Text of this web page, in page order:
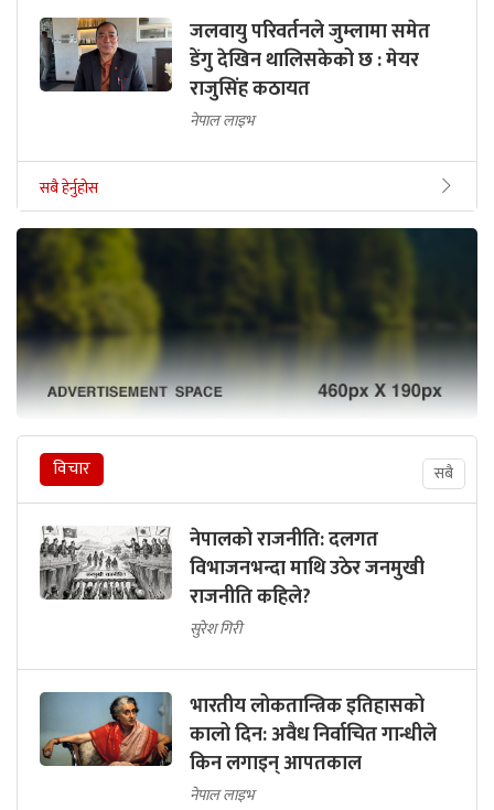
जलवायु परिवर्तनले जुम्लामा समेत
डेंगु देखिन थालिसकेको छ : मेयर
राजुसिंह कठायत
नेपाल लाइभ
सबै हेर्नुहोस
विचार सबै
नेपालको राजनीति: दलगत
विभाजनभन्दा माथि उठेर जनमुखी
राजनीति कहिले?
सुरेश गिरी
भारतीय लोकतान्त्रिक इतिहासको
कालो दिन: अवैध निर्वाचित गान्धीले
किन लगाइन् आपतकाल
नेपाल लाइभ